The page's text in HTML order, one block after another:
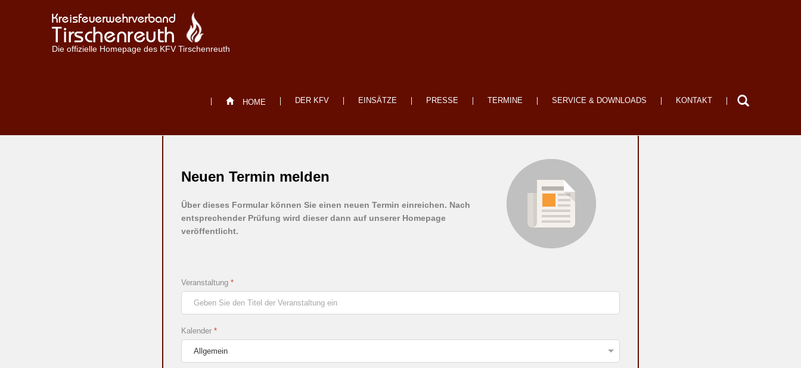
Die offizielle Homepage des KFV Tirschenreuth
HOME DER KFV EINSÄTZE PRESSE TERMINE SERVICE & DOWNLOADS KONTAKT
Neuen Termin melden
Über dieses Formular können Sie einen neuen Termin einreichen. Nach
entsprechender Prüfung wird dieser dann auf unserer Homepage
veröffentlicht.
Veranstaltung *
Kalender *